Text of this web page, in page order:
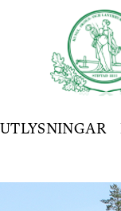
UTLYSNINGAR